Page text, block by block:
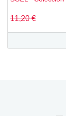
11,20 €